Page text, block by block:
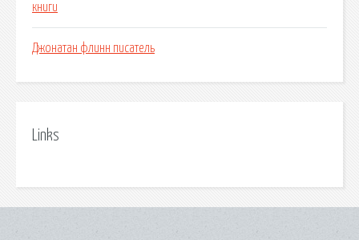
книги
Джонатан флинн писатель
Links